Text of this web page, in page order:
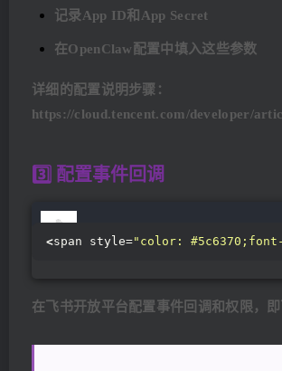
记录App ID和App Secret
在OpenClaw配置中填入这些参数
详细的配置说明步骤：
https://cloud.tencent.com/developer/
3️⃣ 配置事件回调
<span style="color:
在飞书开放平台配置事件回调和权限，即